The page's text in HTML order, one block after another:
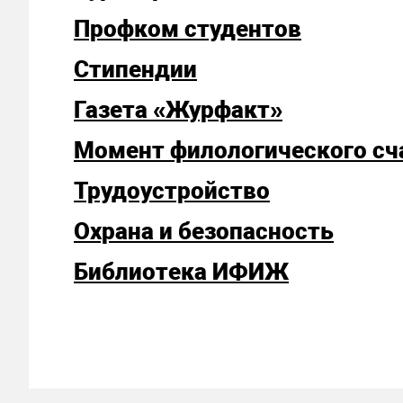
Профком студентов
Стипендии
Газета «Журфакт»
Момент филологического
Трудоустройство
Охрана и безопасность
Библиотека ИФИЖ